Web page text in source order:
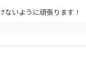
ないように頑張ります！